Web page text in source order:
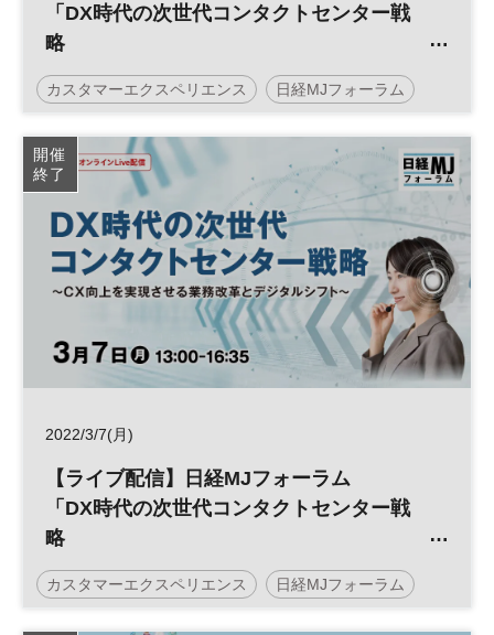
「DX時代の次世代コンタクトセンター戦
略
～CX向上を実現させる業務改革とデジタ
ルシフト～」
カスタマーエクスペリエンス 日経MJフォーラム
顧客接点 デジタルトランスフォーメーション CX
DX 参加無料
開催
終了
2022/3/7(月)
【ライブ配信】日経MJフォーラム
「DX時代の次世代コンタクトセンター戦
略
～CX向上を実現させる業務改革とデジタ
ルシフト～」
カスタマーエクスペリエンス 日経MJフォーラム